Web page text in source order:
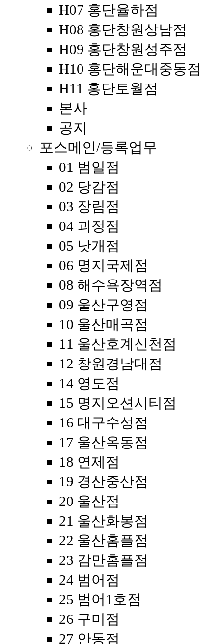
H07 홍단율하점
H08 홍단창원상남점
H09 홍단창원성주점
H10 홍단해운대중동점
H11 홍단토월점
본사
공지
포스메인/등록업무
01 범일점
02 당감점
03 장림점
04 괴정점
05 낫개점
06 명지국제점
08 해수욕장역점
09 울산구영점
10 울산매곡점
11 울산호계신천점
12 창원경남대점
14 영도점
15 명지오션시티점
16 대구수성점
17 울산옥동점
18 연제점
19 경산중산점
20 울산점
21 울산화봉점
22 울산홈플점
23 감만홈플점
24 범어점
25 범어1호점
26 구미점
27 안동점